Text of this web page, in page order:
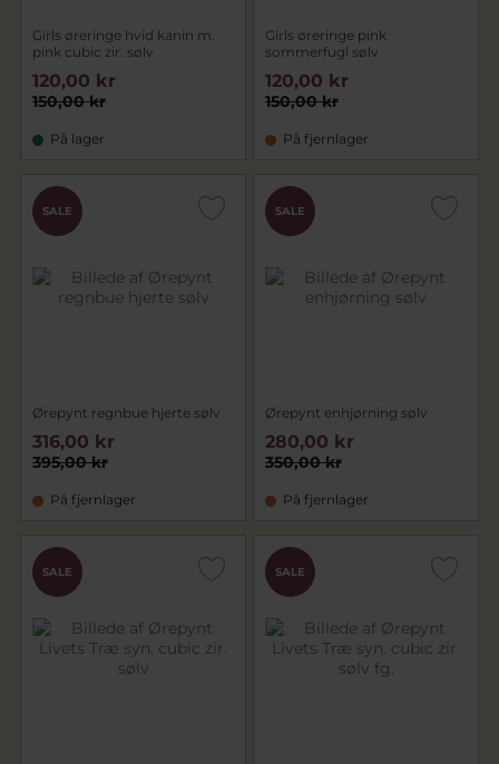
Girls øreringe hvid kanin m.
pink cubic zir. sølv
150,00 kr
120,00 kr
På lager
Girls øreringe pink
sommerfugl sølv
150,00 kr
120,00 kr
På fjernlager
SALE
Ørepynt regnbue hjerte sølv
395,00 kr
316,00 kr
På fjernlager
SALE
Ørepynt enhjørning sølv
350,00 kr
280,00 kr
På fjernlager
SALE SALE